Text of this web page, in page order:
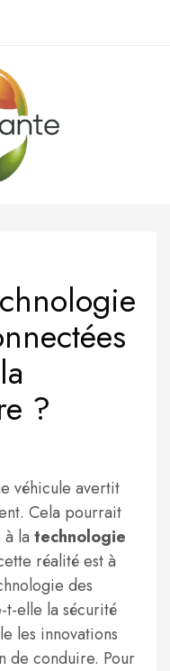
?
véhicule avertit
Cela pourrait
la technologie
réalité est à
des
t-elle la sécurité
les innovations
de conduire. Pour